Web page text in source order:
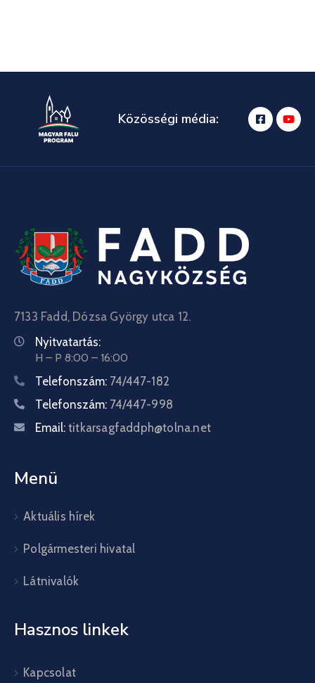
Közösségi média:
7133 Fadd, Dózsa György utca 12.
Nyitvatartás:
H – P 8:00 – 16:00
Telefonszám: 74/447-182
Telefonszám: 74/447-998
Email: titkarsagfaddph@tolna.net
Menü
Aktuális hírek
Polgármesteri hivatal
Látnivalók
Hasznos linkek
Kapcsolat